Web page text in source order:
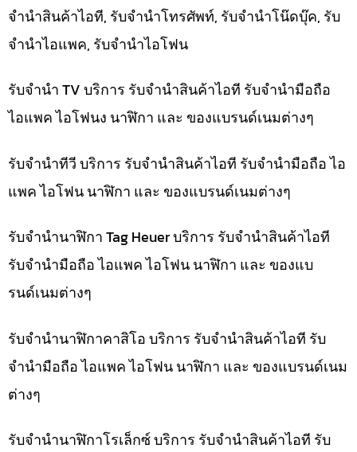
จำนำสินค้าไอที, รับจำนำโทรศัพท์, รับจำนำโน๊ดบุ๊ค, รับ
จำนำไอแพค, รับจำนำไอโฟน
รับจำนำ TV บริการ รับจำนำสินค้าไอที รับจำนำมือถือ
ไอแพค ไอโฟนง นาฬิกา และ ของแบรนด์เนมต่างๆ
รับจำนำทีวี บริการ รับจำนำสินค้าไอที รับจำนำมือถือ ไอ
แพค ไอโฟน นาฬิกา และ ของแบรนด์เนมต่างๆ
รับจำนำนาฬิกา Tag Heuer บริการ รับจำนำสินค้าไอที
รับจำนำมือถือ ไอแพค ไอโฟน นาฬิกา และ ของแบ
รนด์เนมต่างๆ
รับจำนำนาฬิกาคาสิโอ บริการ รับจำนำสินค้าไอที รับ
จำนำมือถือ ไอแพค ไอโฟน นาฬิกา และ ของแบรนด์เนม
ต่างๆ
รับจำนำนาฬิกาโรเล็กซ์ บริการ รับจำนำสินค้าไอที รับ